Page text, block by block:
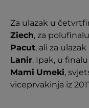
Za ulazak u
Ziech, za
Pacut, ali za
Lanir. Ipak, u
Mami Umeki,
viceprvakinja iz